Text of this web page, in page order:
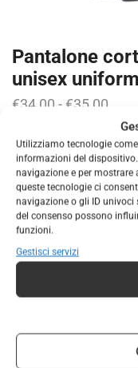
Utilizziamo tecnologie
informazioni del
navigazione e per mostrare
queste tecnologie ci
navigazione o gli ID univoci
del consenso possono
funzioni.
Gestisci servizi
Pantalone
unisex
€34,00 -€35,00
pantalone corto
Taglia
Colore
COD:103101